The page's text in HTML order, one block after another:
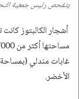
يتفحص رئيس جمعية
أشجار الكالبتوز
الأخضر.